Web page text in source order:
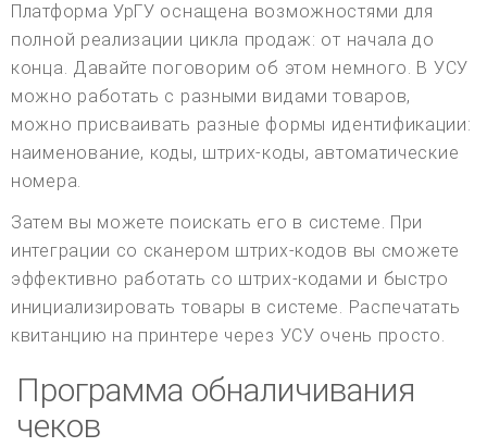
Платформа УрГУ оснащена возможностями для
полной реализации цикла продаж: от начала до
конца. Давайте поговорим об этом немного. В УСУ
можно работать с разными видами товаров,
можно присваивать разные формы идентификации:
наименование, коды, штрих-коды, автоматические
номера.
Затем вы можете поискать его в системе. При
интеграции со сканером штрих-кодов вы сможете
эффективно работать со штрих-кодами и быстро
инициализировать товары в системе. Распечатать
квитанцию на принтере через УСУ очень просто.
Программа обналичивания
чеков